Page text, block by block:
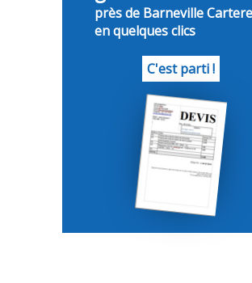
près de Barneville
en quelques clics
C'est parti !